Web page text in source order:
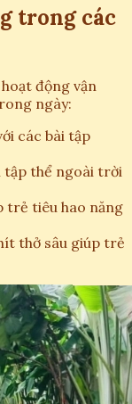
trong các
động vận
ngày:
các bài tập
tập thể ngoài trời
trẻ tiêu hao năng
thở sâu giúp trẻ